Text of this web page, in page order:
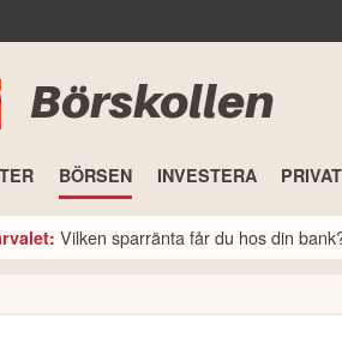
Börskollen
BÖRSEN INVESTERA
Vilken sparränta får du hos din